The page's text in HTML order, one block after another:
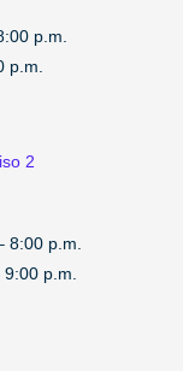
p.m.
p.m.
2
8:00 p.m.
p.m.